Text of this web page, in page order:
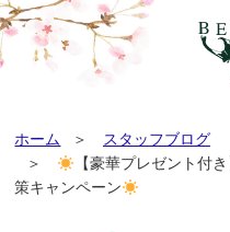
ホーム
スタッフブログ
【豪華プレゼント付
策キャンペーン